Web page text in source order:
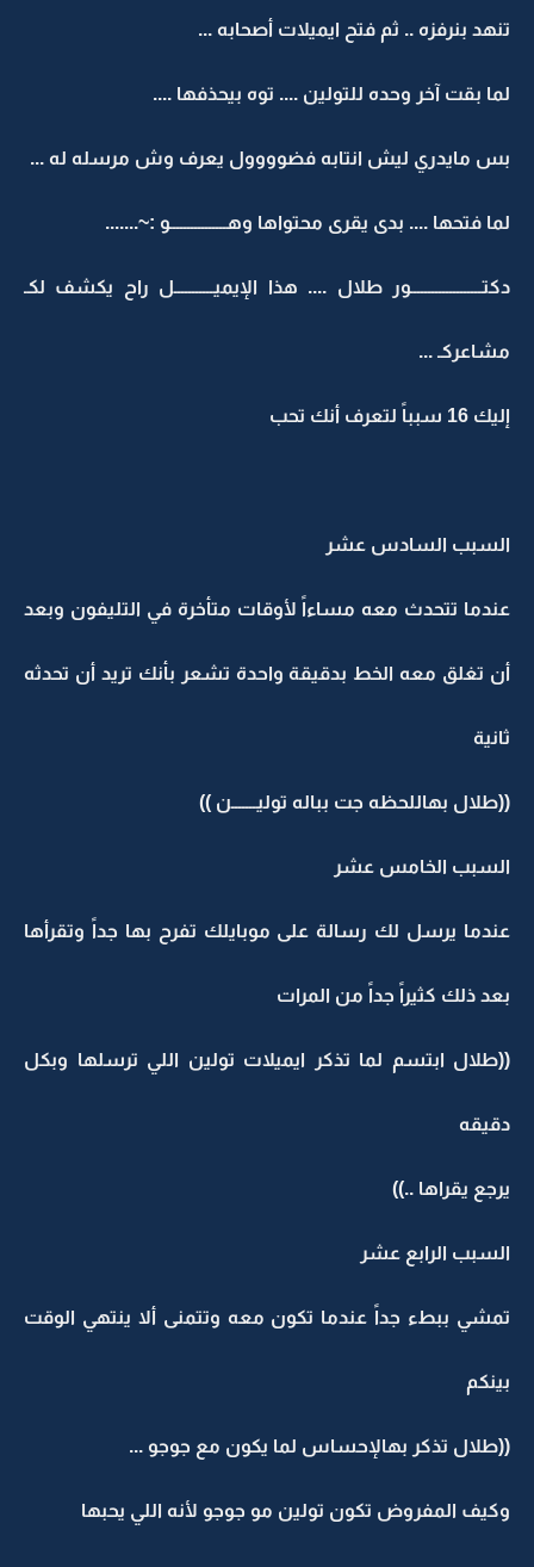
تنهد بنرفزه .. ثم فتح ايميلات أصحابه ...
لما بقت آخر وحده للتولين .... توه بيحذفها ....
بس مايدري ليش انتابه فضوووول يعرف وش مرسله له ...
لما فتحها .... بدى يقرى محتواها وهــــــــــــــــو :~.......
دكتــــــــــــــــــــور طلال .... هذا الإيميـــــــــــل راح يكشف لكـ
مشاعركـ ...
إليك 16 سبباً لتعرف أنك تحب
السبب السادس عشر
عندما تتحدث معه مساءاً لأوقات متأخرة في التليفون وبعد
أن تغلق معه الخط بدقيقة واحدة تشعر بأنك تريد أن تحدثه
ثانية
((طلال بهاللحظه جت بباله توليـــــــن ))
السبب الخامس عشر
عندما يرسل لك رسالة على موبايلك تفرح بها جداً وتقرأها
بعد ذلك كثيراً جداً من المرات
((طلال ابتسم لما تذكر ايميلات تولين اللي ترسلها وبكل
دقيقه
يرجع يقراها ..))
السبب الرابع عشر
تمشي ببطء جداً عندما تكون معه وتتمنى ألا ينتهي الوقت
بينكم
((طلال تذكر بهالإحساس لما يكون مع جوجو ...
وكيف المفروض تكون تولين مو جوجو لأنه اللي يحبها